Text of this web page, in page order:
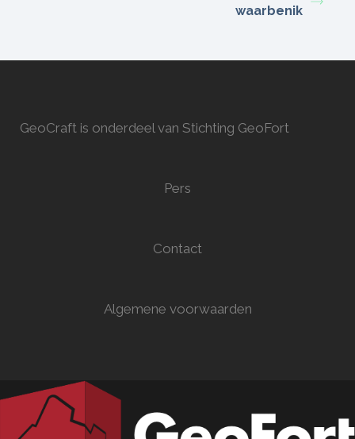
waarbenik
GeoCraft is onderdeel van Stichting GeoFort
Pers
Contact
Algemene voorwaarden